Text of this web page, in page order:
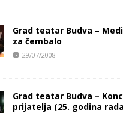
Grad teatar Budva –
za čembalo
29/07/2008
Grad teatar Budva –
prijatelja (25. godina